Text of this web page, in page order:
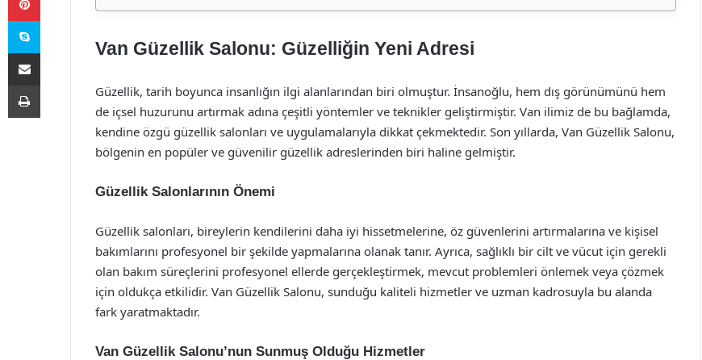
Van Güzellik Salonu: Güzelliğin Yeni Adresi
Güzellik, tarih boyunca insanlığın ilgi alanlarından biri olmuştur. İnsanoğlu, hem dış görünümünü hem
de içsel huzurunu artırmak adına çeşitli yöntemler ve teknikler geliştirmiştir. Van ilimiz de bu bağlamda,
kendine özgü güzellik salonları ve uygulamalarıyla dikkat çekmektedir. Son yıllarda, Van Güzellik Salonu,
bölgenin en popüler ve güvenilir güzellik adreslerinden biri haline gelmiştir.
Güzellik Salonlarının Önemi
Güzellik salonları, bireylerin kendilerini daha iyi hissetmelerine, öz güvenlerini artırmalarına ve kişisel
bakımlarını profesyonel bir şekilde yapmalarına olanak tanır. Ayrıca, sağlıklı bir cilt ve vücut için gerekli
olan bakım süreçlerini profesyonel ellerde gerçekleştirmek, mevcut problemleri önlemek veya çözmek
için oldukça etkilidir. Van Güzellik Salonu, sunduğu kaliteli hizmetler ve uzman kadrosuyla bu alanda
fark yaratmaktadır.
Van Güzellik Salonu’nun Sunmuş Olduğu Hizmetler
Skype
E-Posta ile paylaş